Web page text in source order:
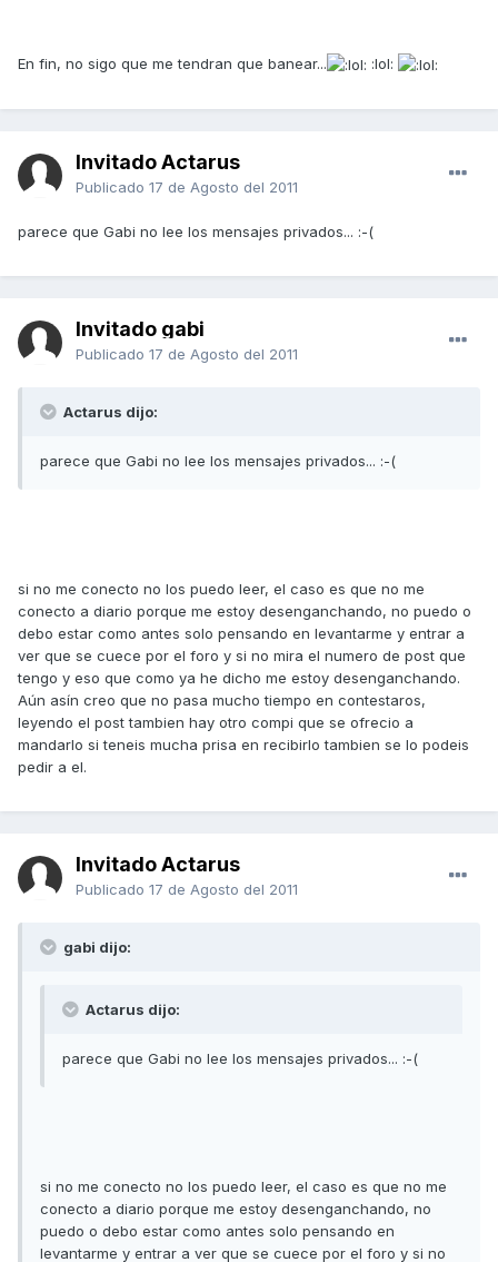
En fin, no sigo que me tendran que banear... :lol:
Invitado Actarus
Publicado 17 de Agosto del 2011
parece que Gabi no lee los mensajes privados... :-(
Invitado gabi
Publicado 17 de Agosto del 2011
Actarus dijo:
parece que Gabi no lee los mensajes privados... :-(
si no me conecto no los puedo leer, el caso es que no me
conecto a diario porque me estoy desenganchando, no puedo o
debo estar como antes solo pensando en levantarme y entrar a
ver que se cuece por el foro y si no mira el numero de post que
tengo y eso que como ya he dicho me estoy desenganchando.
Aún asín creo que no pasa mucho tiempo en contestaros,
leyendo el post tambien hay otro compi que se ofrecio a
mandarlo si teneis mucha prisa en recibirlo tambien se lo podeis
pedir a el.
Invitado Actarus
Publicado 17 de Agosto del 2011
gabi dijo:
Actarus dijo:
parece que Gabi no lee los mensajes privados... :-(
si no me conecto no los puedo leer, el caso es que no me
conecto a diario porque me estoy desenganchando, no
puedo o debo estar como antes solo pensando en
levantarme y entrar a ver que se cuece por el foro y si no